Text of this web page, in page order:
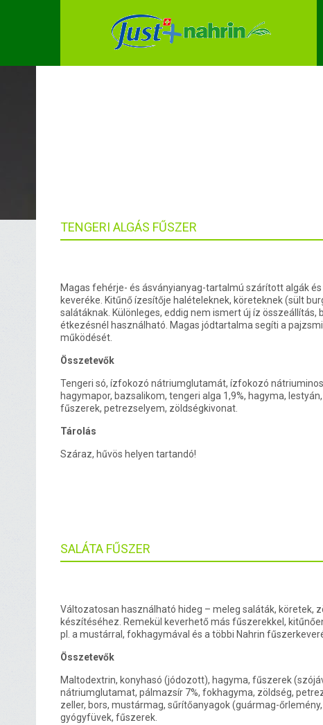
TENGERI ALGÁS FŰSZER
Magas fehérje- és ásványianyag-tartalmú szárított algák
keveréke. Kitűnő ízesítője halételeknek, köreteknek (sült
salátáknak. Különleges, eddig nem ismert új íz összeállítás,
étkezésnél használható. Magas jódtartalma segíti a
működését.
Összetevők
Tengeri só, ízfokozó nátriumglutamát, ízfokozó
hagymapor, bazsalikom, tengeri alga 1,9%, hagyma,
fűszerek, petrezselyem, zöldségkivonat.
Tárolás
Száraz, hűvös helyen tartandó!
SALÁTA FŰSZER
Változatosan használható hideg – meleg saláták, köretek,
készítéséhez. Remekül keverhető más fűszerekkel,
pl. a mustárral, fokhagymával és a többi Nahrin
Összetevők
Maltodextrin, konyhasó (jódozott), hagyma, fűszerek
nátriumglutamat, pálmazsír 7%, fokhagyma, zöldség,
zeller, bors, mustármag, sűrítőanyagok (guármag-
gyógyfüvek, fűszerek.